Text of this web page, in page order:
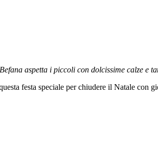
aspetta i piccoli con dolcissime calze e
festa speciale per chiudere il Natale con